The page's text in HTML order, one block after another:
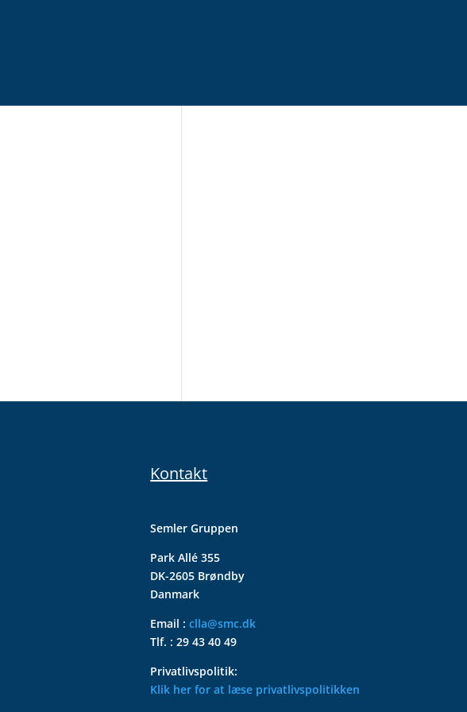
Kontakt
Semler Gruppen
Park Allé 355
DK-2605 Brøndby
Danmark
Email :clla@smc.dk
Tlf. : 29 43 40 49
Privatlivspolitik:
Klik her for at læse privatlivspolitikken